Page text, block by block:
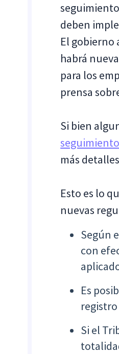
deben
El gobierno
habrá
para los
prensa
Si bien
más
Esto es lo
nuevas
Según
con
Es
Si el